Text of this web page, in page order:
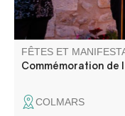
FÊTES ET
Commémoration de
COLMARS